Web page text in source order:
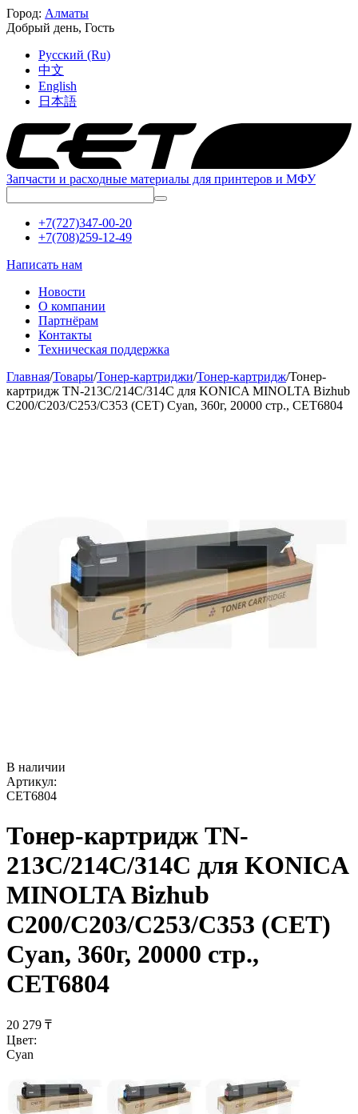
Город: Алматы
Добрый день, Гость
Русский (Ru)
中文
English
日本語
Запчасти и расходные материалы для принтеров и МФУ
+7(727)347-00-20
+7(708)259-12-49
Написать нам
Новости
О компании
Партнёрам
Контакты
Техническая поддержка
Главная/Товары/Тонер-картриджи/Тонер-картридж/Тонер-
картридж TN-213C/214C/314C для KONICA MINOLTA Bizhub
C200/C203/C253/C353 (CET) Cyan, 360г, 20000 стр., CET6804
В наличии
Артикул:
CET6804
Тонер-картридж TN-
213C/214C/314C для KONICA
MINOLTA Bizhub
C200/C203/C253/C353 (CET)
Cyan, 360г, 20000 стр.,
CET6804
20 279 ₸
Цвет:
Cyan